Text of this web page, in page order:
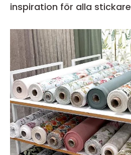
inspiration för alla stickare